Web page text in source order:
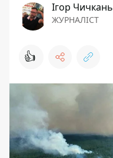
Ігор Чичкань
ЖУРНАЛІСТ
👍